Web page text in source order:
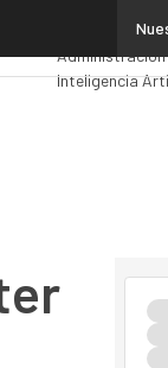
Premios
Inteligencia